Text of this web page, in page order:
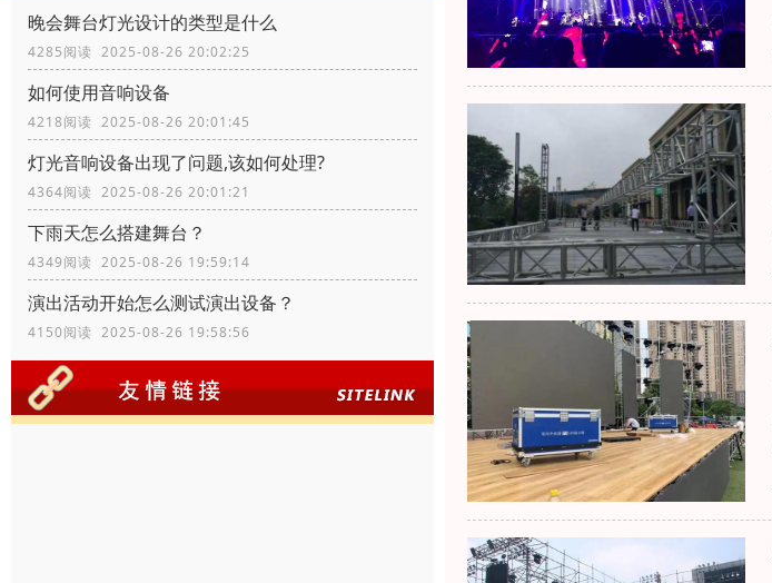
晚会舞台灯光设计的类型是什么
4285阅读 2025-08-26 20:02:25
如何使用音响设备
4218阅读 2025-08-26 20:01:45
灯光音响设备出现了问题,该如何处理?
4364阅读 2025-08-26 20:01:21
下雨天怎么搭建舞台？
4349阅读 2025-08-26 19:59:14
演出活动开始怎么测试演出设备？
4150阅读 2025-08-26 19:58:56